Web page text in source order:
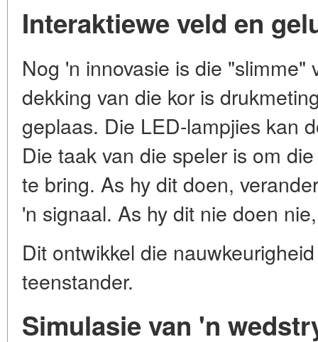
Interaktiewe veld en
Nog 'n innovasie is die "slimme"
dekking van die kor is
geplaas. Die LED-lampjies kan
Die taak van die speler is om
te bring. As hy dit doen,
'n signaal. As hy dit nie doen
Dit ontwikkel die
teenstander.
Simulasie van 'n